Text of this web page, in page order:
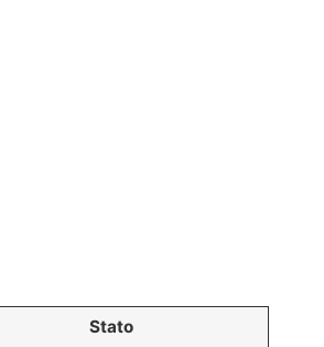
Stato